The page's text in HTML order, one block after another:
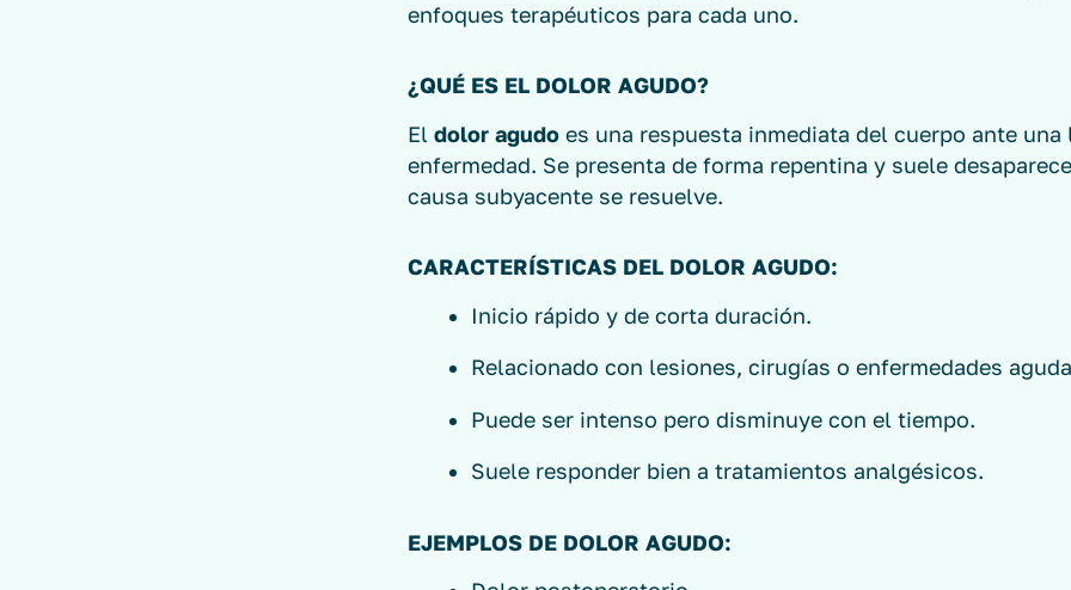
enfoques terapéuticos para cada uno.
¿QUÉ ES EL DOLOR AGUDO?
Eldolor agudo es una respuesta inmediata del cuerpo ante una
enfermedad. Se presenta de forma repentina y suele
causa subyacente se resuelve.
CARACTERÍSTICAS DEL DOLOR AGUDO:
Inicio rápido y de corta duración.
Relacionado con lesiones, cirugías o enfermedades
Puede ser intenso pero disminuye con el tiempo.
Suele responder bien a tratamientos analgésicos.
EJEMPLOS DE DOLOR AGUDO: